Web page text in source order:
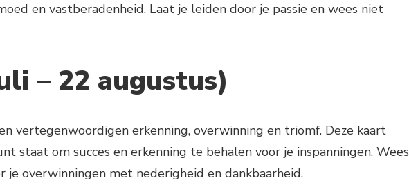
en vastberadenheid. Laat je leiden door je passie en wees niet
– 22 augustus)
vertegenwoordigen erkenning, overwinning en triomf. Deze kaart
staat om succes en erkenning te behalen voor je inspanningen. Wees
overwinningen met nederigheid en dankbaarheid.